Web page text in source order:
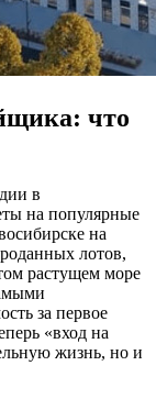
что
в
на популярные
на
лотов,
растущем море
за первое
«вход на
жизнь, но и